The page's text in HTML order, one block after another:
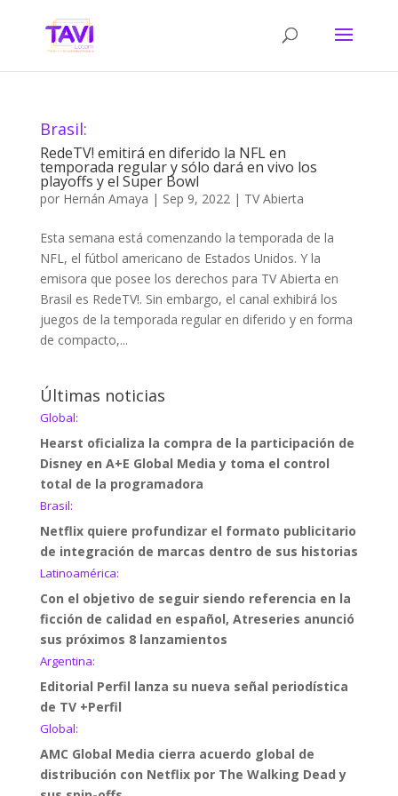
Brasil:
RedeTV! emitirá en diferido la NFL en
temporada regular y sólo dará en vivo los
playoffs y el Super Bowl
por Hernán Amaya | Sep 9, 2022| TV Abierta
Esta semana está comenzando la temporada de la
NFL, el fútbol americano de Estados Unidos. Y la
emisora que posee los derechos para TV Abierta en
Brasil es RedeTV!. Sin embargo, el canal exhibirá los
juegos de la temporada regular en diferido y en forma
de compacto,...
Últimas noticias
Global:
Hearst oficializa la compra de la participación de
Disney en A+E Global Media y toma el control
total de la programadora
Brasil:
Netflix quiere profundizar el formato publicitario
de integración de marcas dentro de sus historias
Latinoamérica:
Con el objetivo de seguir siendo referencia en la
ficción de calidad en español, Atreseries anunció
sus próximos 8 lanzamientos
Argentina:
Editorial Perfil lanza su nueva señal periodística
de TV +Perfil
Global:
AMC Global Media cierra acuerdo global de
distribución con Netflix por The Walking Dead y